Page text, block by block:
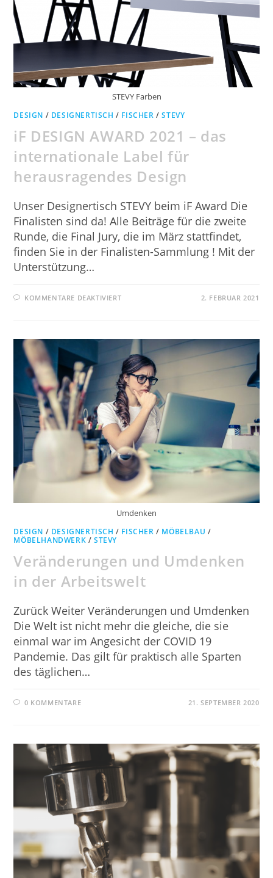
STEVY Farben
DESIGN / DESIGNERTISCH / FISCHER /STEVY
iF DESIGN AWARD 2021 – das
internationale Label für
herausragendes Design
Unser Designertisch STEVY beim iF Award Die
Finalisten sind da! Alle Beiträge für die zweite
Runde, die Final Jury, die im März stattfindet,
finden Sie in der Finalisten-Sammlung ! Mit der
Unterstützung…
KOMMENTARE DEAKTIVIERT 2. FEBRUAR 2021
Umdenken
DESIGN / DESIGNERTISCH / FISCHER / MÖBELBAU /
MÖBELHANDWERK /STEVY
Veränderungen und Umdenken
in der Arbeitswelt
Zurück Weiter Veränderungen und Umdenken
Die Welt ist nicht mehr die gleiche, die sie
einmal war im Angesicht der COVID 19
Pandemie. Das gilt für praktisch alle Sparten
des täglichen…
0 KOMMENTARE 21. SEPTEMBER 2020